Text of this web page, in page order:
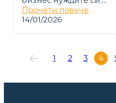
Прочети повече
14/01/2026
1 2 3 4